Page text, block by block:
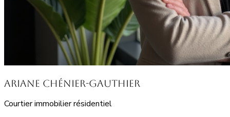
Ariane Chénier-Gauthier
Courtier immobilier résidentiel